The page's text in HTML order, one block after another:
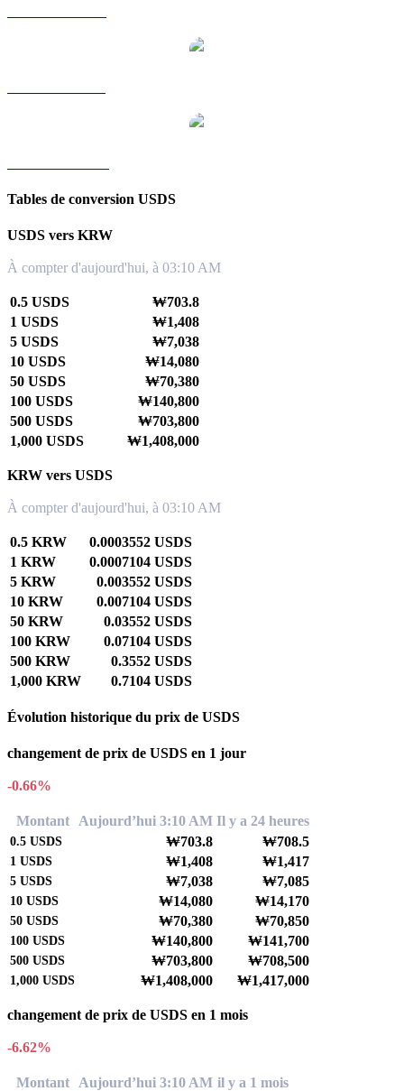
Tables de conversion USDS
USDS vers KRW
À compter d'aujourd'hui, à 03:10 AM
0.5 USDS
₩703.8
1 USDS
₩1,408
5 USDS
₩7,038
10 USDS
₩14,080
50 USDS
₩70,380
100 USDS
₩140,800
500 USDS
₩703,800
1,000 USDS
₩1,408,000
KRW vers USDS
À compter d'aujourd'hui, à 03:10 AM
0.5 KRW
0.0003552 USDS
1 KRW
0.0007104 USDS
5 KRW
0.003552 USDS
10 KRW
0.007104 USDS
50 KRW
0.03552 USDS
100 KRW
0.07104 USDS
500 KRW
0.3552 USDS
1,000 KRW
0.7104 USDS
Évolution historique du prix de USDS
changement de prix de USDS en 1 jour
-0.66%
Montant Aujourd’hui 3:10 AM Il y a 24 heures
0.5 USDS ₩703.8 ₩708.5
1 USDS ₩1,408 ₩1,417
5 USDS ₩7,038 ₩7,085
10 USDS ₩14,080 ₩14,170
50 USDS ₩70,380 ₩70,850
100 USDS ₩140,800 ₩141,700
500 USDS ₩703,800 ₩708,500
1,000 USDS ₩1,408,000 ₩1,417,000
changement de prix de USDS en 1 mois
-6.62%
Montant Aujourd’hui 3:10 AM il y a 1 mois